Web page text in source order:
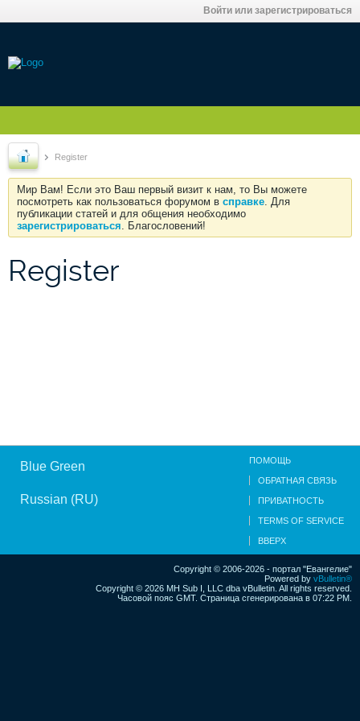
Войти или зарегистрироваться
Register
Мир Вам! Если это Ваш первый визит к нам, то Вы можете
посмотреть как пользоваться форумом в справке. Для
публикации статей и для общения необходимо
зарегистрироваться. Благословений!
Register
Blue Green
Russian (RU)
ПОМОЩЬ
ОБРАТНАЯ СВЯЗЬ
ПРИВАТНОСТЬ
TERMS OF SERVICE
ВВЕРХ
Copyright © 2006-2026 - портал "Евангелие"
Powered by vBulletin®
Copyright © 2026 MH Sub I, LLC dba vBulletin. All rights reserved.
Часовой пояс GMT. Страница сгенерирована в 07:22 PM.